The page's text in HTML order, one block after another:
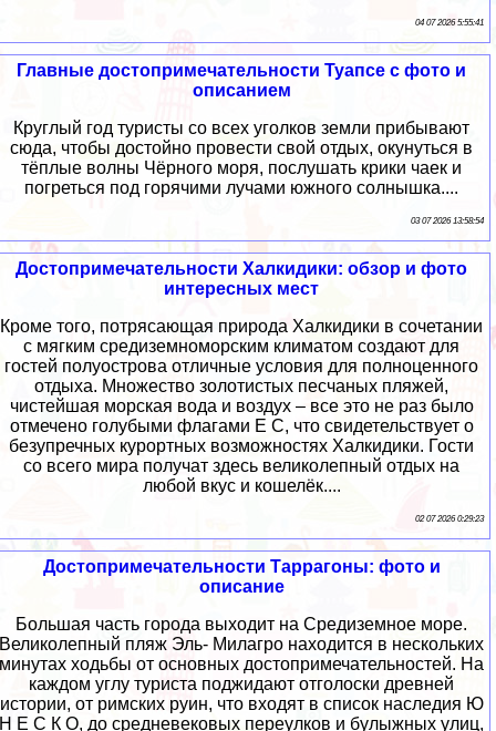
04 07 2026 5:55:41
Главные достопримечательности Туапсе с фото и
описанием
Круглый год туристы со всех уголков земли прибывают
сюда, чтобы достойно провести свой отдых, окунуться в
тёплые волны Чёрного моря, послушать крики чаек и
погреться под горячими лучами южного солнышка....
03 07 2026 13:58:54
Достопримечательности Халкидики: обзор и фото
интересных мест
Кроме того, потрясающая природа Халкидики в сочетании
с мягким средиземноморским климатом создают для
гостей полуострова отличные условия для полноценного
отдыха. Множество золотистых песчаных пляжей,
чистейшая морская вода и воздух – все это не раз было
отмечено голубыми флагами Е С, что свидетельствует о
безупречных курортных возможностях Халкидики. Гости
со всего мира получат здесь великолепный отдых на
любой вкус и кошелёк....
02 07 2026 0:29:23
Достопримечательности Таррагоны: фото и
описание
Большая часть города выходит на Средиземное море.
Великолепный пляж Эль- Милагро находится в нескольких
минутах ходьбы от основных достопримечательностей. На
каждом углу туриста поджидают отголоски древней
истории, от римских руин, что входят в список наследия Ю
Н Е С К О, до средневековых переулков и булыжных улиц,